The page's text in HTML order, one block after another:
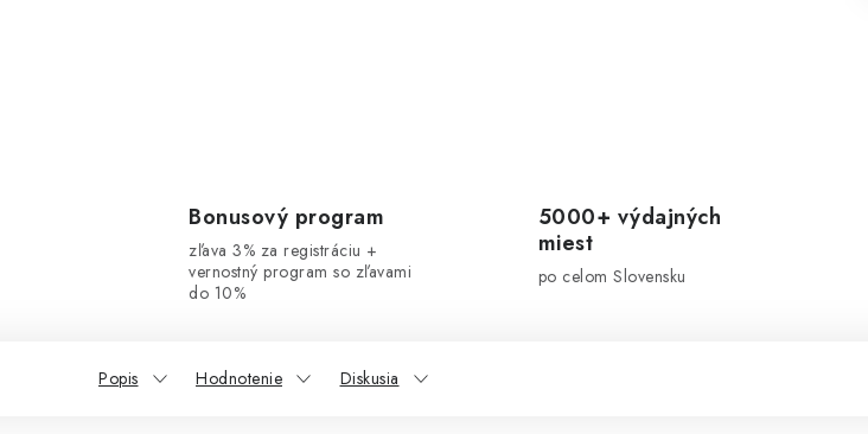
Bonusový program
zľava 3% za registráciu +
vernostný program so zľavami
do 10%
5000+ výdajných
miest
po celom Slovensku
Popis Hodnotenie Diskusia